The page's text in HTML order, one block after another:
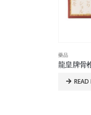
藥品
雄丸 2’s
READ